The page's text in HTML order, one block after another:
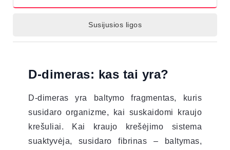
Susijusios ligos
D-dimeras: kas tai yra?
D-dimeras yra baltymo fragmentas, kuris
susidaro organizme, kai suskaidomi kraujo
krešuliai. Kai kraujo krešėjimo sistema
suaktyvėja, susidaro fibrinas – baltymas,